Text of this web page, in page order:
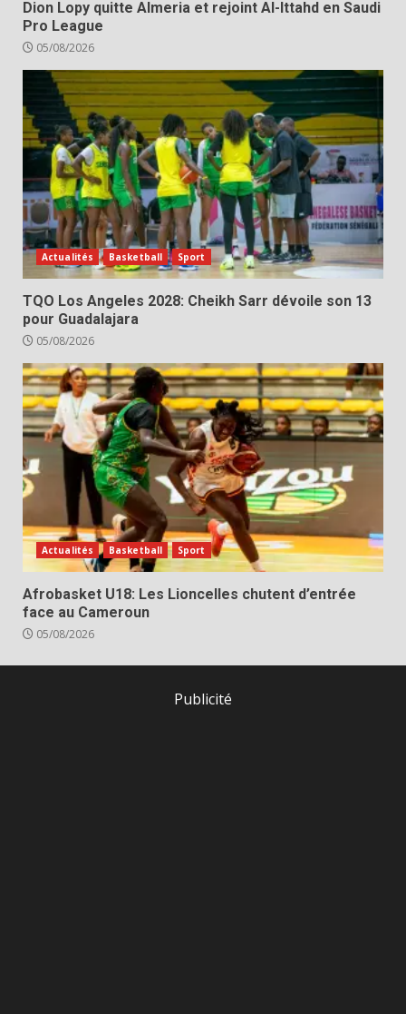
Dion Lopy quitte Almeria et rejoint Al-Ittahd en Saudi
Pro League
05/08/2026
Actualités Basketball Sport
TQO Los Angeles 2028: Cheikh Sarr dévoile son 13
pour Guadalajara
05/08/2026
Actualités Basketball Sport
Afrobasket U18: Les Lioncelles chutent d’entrée
face au Cameroun
05/08/2026
Publicité